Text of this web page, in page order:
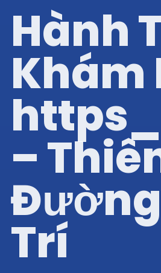
Hành
Khám
–
Trí